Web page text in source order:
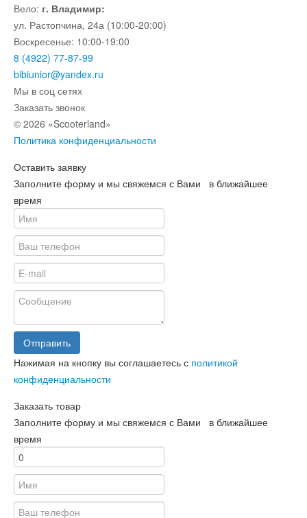
Вело: г. Владимир:
ул. Растопчина, 24а (10:00-20:00)
Воскресенье: 10:00-19:00
8 (4922) 77-87-99
bibiunior@yandex.ru
Мы в соц сетях
Заказать звонок
© 2026 «Scooterland»
Политика конфиденциальности
Оставить заявку
Заполните форму и мы свяжемся с Вами в ближайшее
время
Отправить
Нажимая на кнопку вы соглашаетесь с политикой
конфиденциальности
Заказать товар
Заполните форму и мы свяжемся с Вами в ближайшее
время